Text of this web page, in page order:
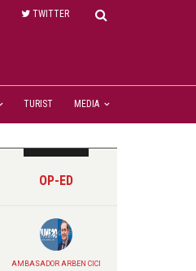
TWITTER
TURIST MEDIA
OP-ED
AMBASADOR ARBEN CICI